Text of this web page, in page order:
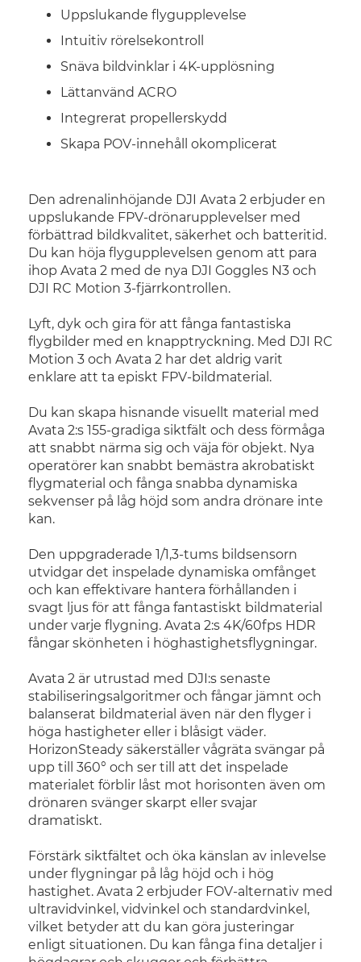
Uppslukande flygupplevelse
Intuitiv rörelsekontroll
Snäva bildvinklar i 4K-upplösning
Lättanvänd ACRO
Integrerat propellerskydd
Skapa POV-innehåll okomplicerat
Den adrenalinhöjande DJI Avata 2 erbjuder en
uppslukande FPV-drönarupplevelser med
förbättrad bildkvalitet, säkerhet och batteritid.
Du kan höja flygupplevelsen genom att para
ihop Avata 2 med de nya DJI Goggles N3 och
DJI RC Motion 3-fjärrkontrollen.
Lyft, dyk och gira för att fånga fantastiska
flygbilder med en knapptryckning. Med DJI RC
Motion 3 och Avata 2 har det aldrig varit
enklare att ta episkt FPV-bildmaterial.
Du kan skapa hisnande visuellt material med
Avata 2:s 155-gradiga siktfält och dess förmåga
att snabbt närma sig och väja för objekt. Nya
operatörer kan snabbt bemästra akrobatiskt
flygmaterial och fånga snabba dynamiska
sekvenser på låg höjd som andra drönare inte
kan.
Den uppgraderade 1/1,3-tums bildsensorn
utvidgar det inspelade dynamiska omfånget
och kan effektivare hantera förhållanden i
svagt ljus för att fånga fantastiskt bildmaterial
under varje flygning. Avata 2:s 4K/60fps HDR
fångar skönheten i höghastighetsflygningar.
Avata 2 är utrustad med DJI:s senaste
stabiliseringsalgoritmer och fångar jämnt och
balanserat bildmaterial även när den flyger i
höga hastigheter eller i blåsigt väder.
HorizonSteady säkerställer vågräta svängar på
upp till 360° och ser till att det inspelade
materialet förblir låst mot horisonten även om
drönaren svänger skarpt eller svajar
dramatiskt.
Förstärk siktfältet och öka känslan av inlevelse
under flygningar på låg höjd och i hög
hastighet. Avata 2 erbjuder FOV-alternativ med
ultravidvinkel, vidvinkel och standardvinkel,
vilket betyder att du kan göra justeringar
enligt situationen. Du kan fånga fina detaljer i